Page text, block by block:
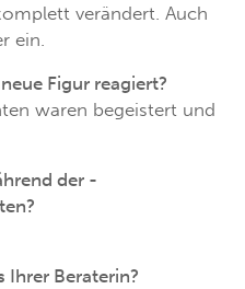
verändert. Auch
ein.
Figur reagiert?
waren begeistert und
der
Ihrer Beraterin?